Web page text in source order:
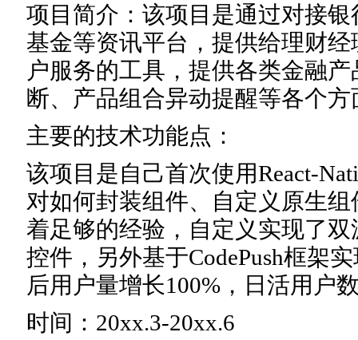
项目简介：该项目是通过对接
基金等资讯平台，提供给理财
户服务的工具，提供各类金融
断、产品组合异动提醒等各个
主要的技术功能点：
该项目是自己首次使用React-
对如何封装组件、自定义原生
着足够的经验，自定义实现了
控件，另外基于CodePush框架
后用户量增长100%，日活用户
时间：20xx.3-20xx.6